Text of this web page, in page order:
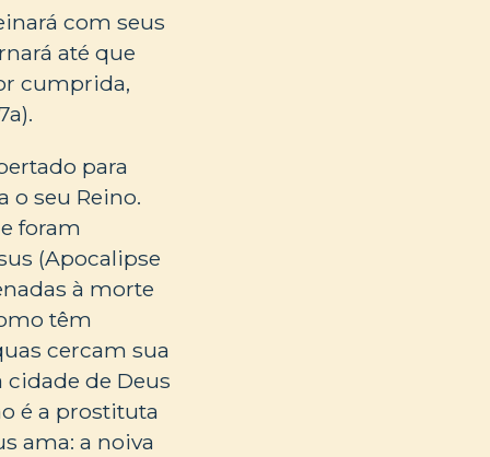
com seus
até que
cumprida,
para
o seu Reino.
foram
(Apocalipse
à morte
têm
cercam sua
de Deus
é a prostituta
ama: a noiva